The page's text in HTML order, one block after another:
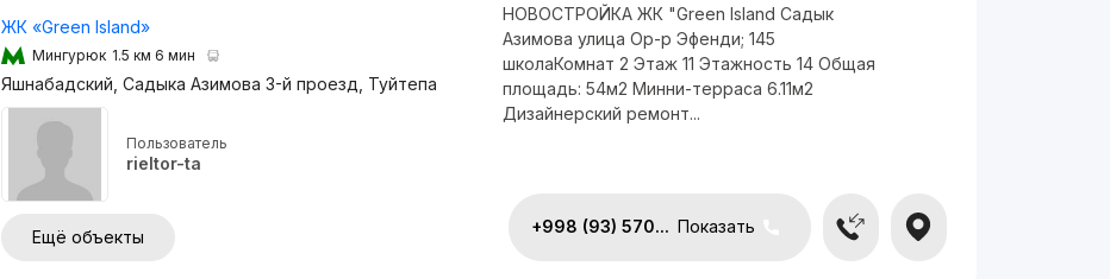
ЖК «Green Island»
Мингурюк 1.5 км 6 мин
Яшнабадский, Садыка Азимова 3-й проезд, Туйтепа
Пользователь
rieltor-ta
Ещё объекты
НОВОСТРОЙКА ЖК "Green Island Садык
Азимова улица Ор-р Эфенди; 145
школаКомнат 2 Этаж 11 Этажность 14 Общая
площадь: 54м2 Минни-терраса 6.11м2
Дизайнерский ремонт...
+998 (93) 570... Показать